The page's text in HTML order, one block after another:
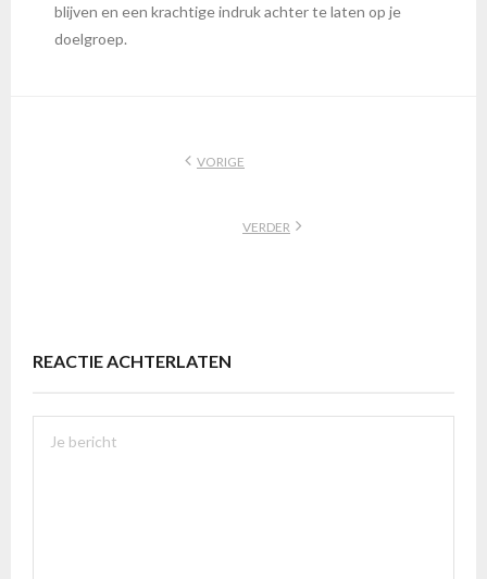
blijven en een krachtige indruk achter te laten op je
doelgroep.
VORIGE
VERDER
REACTIE ACHTERLATEN